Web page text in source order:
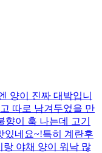
양이 진짜 대박입니
따로 남겨두었을 만
이 훅 나는데 고기
있네요~!특히 계란후
랑 야채 양이 워낙 많